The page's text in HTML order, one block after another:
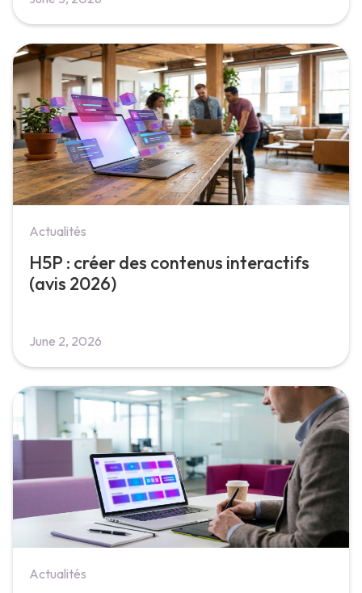
Actualités
H5P : créer des contenus interactifs
(avis 2026)
June 2, 2026
Actualités